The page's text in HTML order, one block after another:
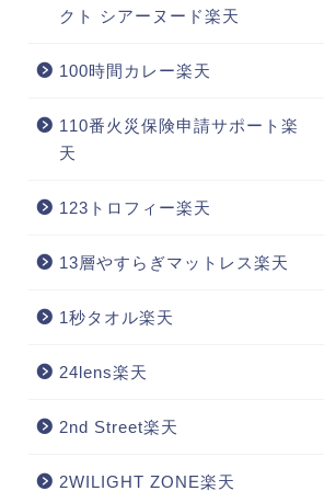
クト シアーヌード楽天
100時間カレー楽天
110番火災保険申請サポート楽
天
123トロフィー楽天
13層やすらぎマットレス楽天
1秒タオル楽天
24lens楽天
2nd Street楽天
2WILIGHT ZONE楽天